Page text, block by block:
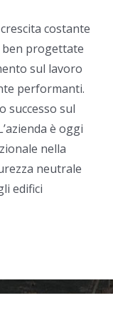
costante
progettate
sul lavoro
performanti.
successo sul
è oggi
nella
neutrale
edifici